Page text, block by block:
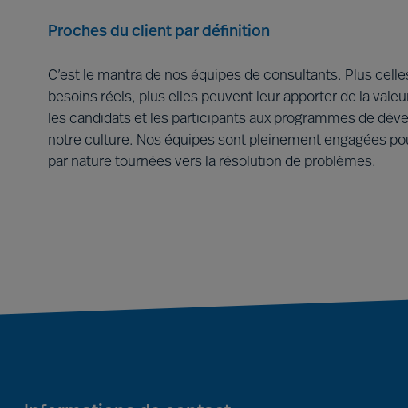
Proches du client par définition
C’est le mantra de nos équipes de consultants. Plus
besoins réels, plus elles peuvent leur apporter de la
les candidats et les participants aux programmes de
notre culture. Nos équipes sont pleinement engagées
par nature tournées vers la résolution de problèmes.